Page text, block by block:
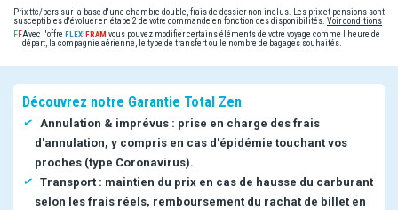
Prix ttc/pers sur la base d'une chambre double, frais de dossier non inclus. Les prix et pensions sont
susceptibles d'évoluer en étape 2 de votre commande en fonction des disponibilités. Voir conditions
Avec l'offre
vous pouvez modifier certains éléments de votre voyage comme l'heure de
départ, la compagnie aérienne, le type de transfert ou le nombre de bagages souhaités.
Découvrez notre Garantie Total Zen
Annulation & imprévus : prise en charge des frais
d'annulation, y compris en cas d'épidémie touchant vos
proches (type Coronavirus).
Transport : maintien du prix en cas de hausse du carburant
selon les frais réels, remboursement du rachat de billet en